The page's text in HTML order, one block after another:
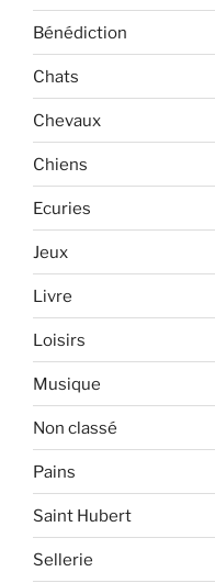
Bénédiction
Chats
Chevaux
Chiens
Ecuries
Jeux
Livre
Loisirs
Musique
Non classé
Pains
Saint Hubert
Sellerie